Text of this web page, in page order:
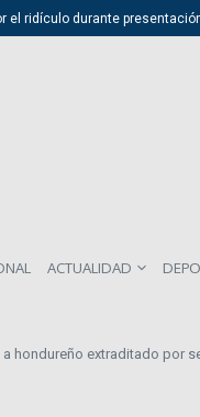
durante presentación
ACTUALIDAD
hondureño extraditado por